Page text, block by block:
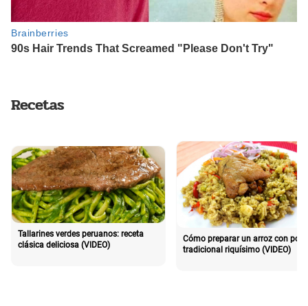
Recetas
Tallarines verdes peruanos: receta
clásica deliciosa (VIDEO)
Cómo preparar un arroz con pollo
tradicional riquísimo (VIDEO)